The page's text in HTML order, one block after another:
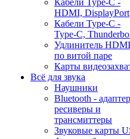
Кабели Type-C -
HDMI, DisplayPort
Кабели Type-C -
Type-C,
Удлинитель HDMI
по витой паре
Карты
Всё для звука
Наушники
Bluetooth -
ресиверы и
трансмиттеры
Звуковые карты